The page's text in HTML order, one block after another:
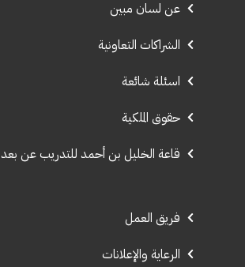
عن لسان مبين
الشراكات التعاونية
اسئلة شائعة
حقوق الملكية
قاعة الخليل بن أحمد للتدريب عن بعد
فريق العمل
الرعاية والإعلانات